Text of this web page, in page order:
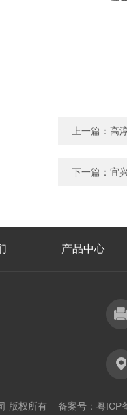
上一篇： 高
下一篇： 宜
产品中心
版权所有 备案号：粤ICP